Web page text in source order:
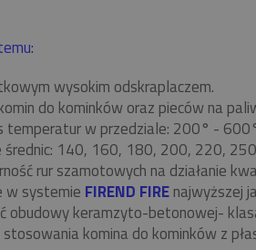
wysokim odskraplaczem.
do kominków oraz pieców na
temperatur w przedziale: 200° -
średnic: 140, 160, 180, 200, 220,
rur szamotowych na działanie
w systemie FIREND FIREnajwyższej
obudowy keramzyto-betonowej-
komina do kominków z